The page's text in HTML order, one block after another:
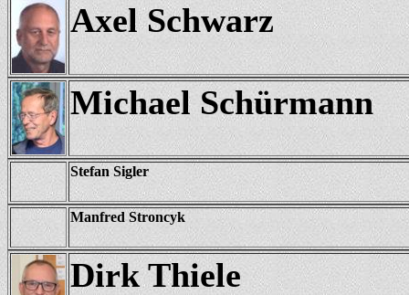
Axel Schwarz
Michael Schürmann
Stefan Sigler
Manfred Stroncyk
Dirk Thiele